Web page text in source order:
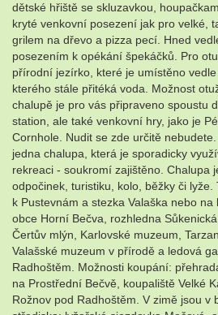
dětské hřiště se skluzavkou,
kryté venkovní posezení jak pro velké,
grilem na dřevo a pizza pecí. Hned
posezením k opékání špekáčků. Pro
přírodní jezírko, které je umístěno
kterého stále přitéká voda. Možnost
chalupě je pro vás připraveno spoustu
station, ale také venkovní hry, jako je
Cornhole. Nudit se zde určitě
jedna chalupa, která je sporadicky
rekreaci - soukromí zajištěno. Chalupa
odpočinek, turistiku, kolo, běžky či lyže.
k Pustevnám a stezka Valaška nebo
obce Horní Bečva, rozhledna
Čertův mlýn, Karlovské muzeum,
Valašské muzeum v přírodě a ledová
Radhoštěm. Možnosti koupání:
na Prostřední Bečvě, koupaliště Velké
Rožnov pod Radhoštěm. V zimě jsou v